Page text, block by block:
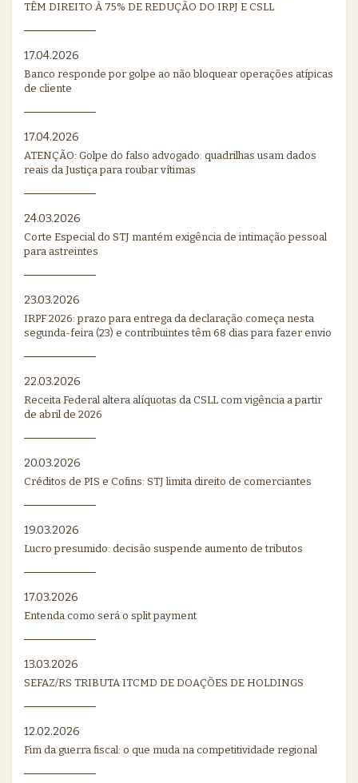
TÊM DIREITO À 75% DE REDUÇÃO DO IRPJ E CSLL
17.04.2026
Banco responde por golpe ao não bloquear operações atípicas
de cliente
17.04.2026
ATENÇÃO: Golpe do falso advogado: quadrilhas usam dados
reais da Justiça para roubar vítimas
24.03.2026
Corte Especial do STJ mantém exigência de intimação pessoal
para astreintes
23.03.2026
IRPF 2026: prazo para entrega da declaração começa nesta
segunda-feira (23) e contribuintes têm 68 dias para fazer envio
22.03.2026
Receita Federal altera alíquotas da CSLL com vigência a partir
de abril de 2026
20.03.2026
Créditos de PIS e Cofins: STJ limita direito de comerciantes
19.03.2026
Lucro presumido: decisão suspende aumento de tributos
17.03.2026
Entenda como será o split payment
13.03.2026
SEFAZ/RS TRIBUTA ITCMD DE DOAÇÕES DE HOLDINGS
12.02.2026
Fim da guerra fiscal: o que muda na competitividade regional